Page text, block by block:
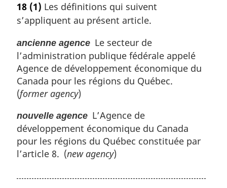
18 (1) Les définitions qui suivent
s’appliquent au présent article.
ancienne agence Le secteur de
l’administration publique fédérale appelé
Agence de développement économique du
Canada pour les régions du Québec.
(former agency)
nouvelle agence L’Agence de
développement économique du Canada
pour les régions du Québec constituée par
l’article 8. (new agency)